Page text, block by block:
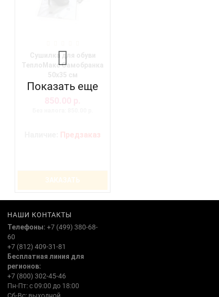
ТеплоМакс Самобранка
Предзаказ
Показать еще
НАШИ КОНТАКТЫ
Телефоны: +7 (499) 380-68-
60
+7 (812) 409-31-81
Бесплатная линия для
регионов:
+7 (800) 302-45-46
Пн-Пт: с 09:00 до 18:00